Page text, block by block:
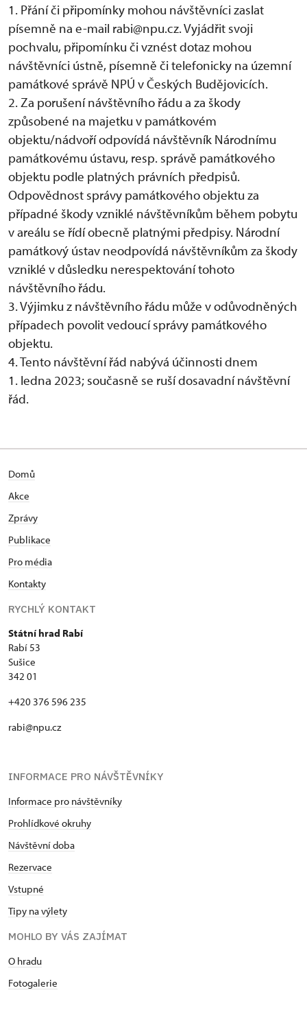
1. Přání či připomínky mohou návštěvníci zaslat
písemně na e-mail rabi@npu.cz. Vyjádřit svoji
pochvalu, připomínku či vznést dotaz mohou
návštěvníci ústně, písemně či telefonicky na územní
památkové správě NPÚ v Českých Budějovicích.
2. Za porušení návštěvního řádu a za škody
způsobené na majetku v památkovém
objektu/nádvoří odpovídá návštěvník Národnímu
památkovému ústavu, resp. správě památkového
objektu podle platných právních předpisů.
Odpovědnost správy památkového objektu za
případné škody vzniklé návštěvníkům během pobytu
v areálu se řídí obecně platnými předpisy. Národní
památkový ústav neodpovídá návštěvníkům za škody
vzniklé v důsledku nerespektování tohoto
návštěvního řádu.
3. Výjimku z návštěvního řádu může v odůvodněných
případech povolit vedoucí správy památkového
objektu.
4. Tento návštěvní řád nabývá účinnosti dnem
1. ledna 2023; současně se ruší dosavadní návštěvní
řád.
Domů
Akce
Zprávy
Publikace
Pro média
Kontakty
RYCHLÝ KONTAKT
Státní hrad Rabí
Rabí 53
Sušice
342 01
+420 376 596 235
rabi@npu.cz
INFORMACE PRO NÁVŠTĚVNÍKY
Informace pro návštěvníky
Prohlídkové okruhy
Návštěvní doba
Rezervace
Vstupné
Tipy na výlety
MOHLO BY VÁS ZAJÍMAT
O hradu
Fotogalerie